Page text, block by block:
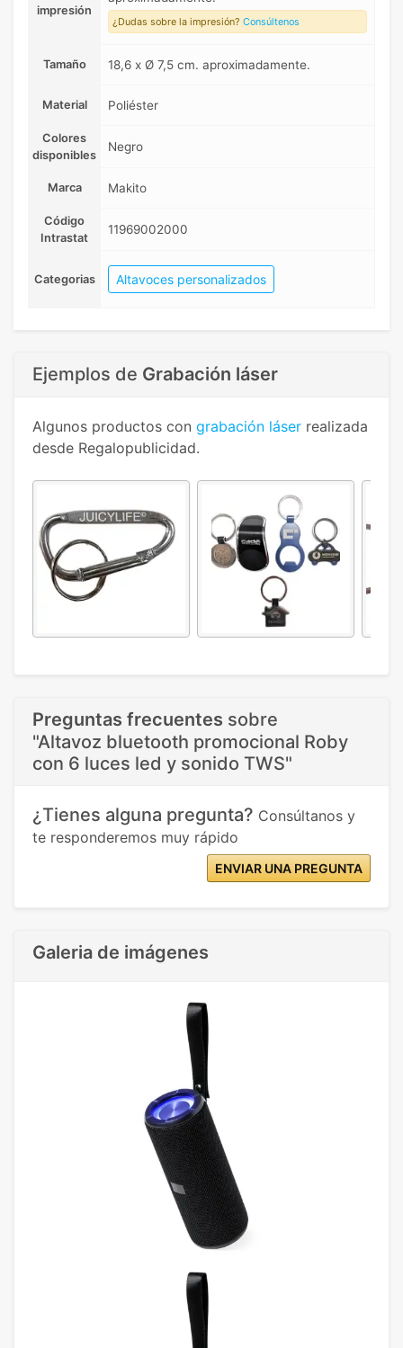
impresión
¿Dudas sobre la impresión? Consúltenos
Tamaño 18,6 x Ø 7,5 cm. aproximadamente.
Material Poliéster
Colores
disponibles
Negro
Marca Makito
Código
Intrastat
11969002000
Categorias Altavoces personalizados
Ejemplos de Grabación láser
Algunos productos con grabación láser realizada
desde Regalopublicidad.
Preguntas frecuentes sobre
"Altavoz bluetooth promocional Roby
con 6 luces led y sonido TWS"
¿Tienes alguna pregunta? Consúltanos y
te responderemos muy rápido
ENVIAR UNA PREGUNTA
Galeria de imágenes